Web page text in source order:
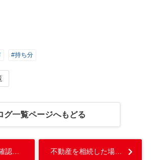
#持ち分
グ一覧ページへもどる
不動産売る時の確認のポイントについて！名義や状態の確認についても解説...